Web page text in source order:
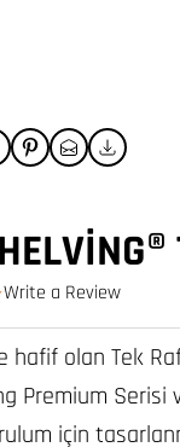
0.0 star rating
Write a Review
hafif olan Tek
Premium Serisi
için